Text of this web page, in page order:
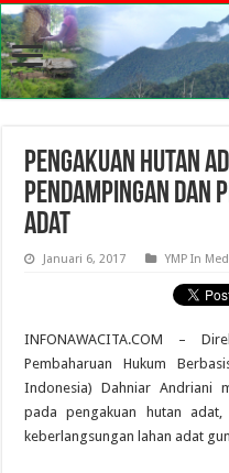
Pengakuan Hutan
Pendampingan dan
Adat
Januari 6, 2017 YMP In
INFONAWACITA.COM –
Pembaharuan Hukum
Indonesia) Dahniar Andriani
pada pengakuan hutan
keberlangsungan lahan adat